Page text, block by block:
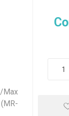
Brain Plus
(Cepillos, peines y
y Antiparasitarios
Postoperatorio
Max